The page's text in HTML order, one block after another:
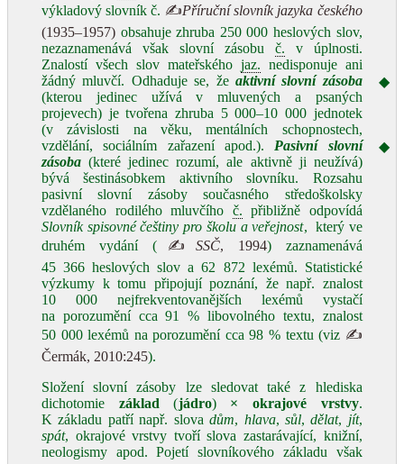
výkladový slovník č. ✍Příruční slovník jazyka českého
(1935‒1957) obsahuje zhruba 250 000 heslových slov,
nezaznamenává však slovní zásobu č. v úplnosti.
Znalostí všech slov mateřského jaz. nedisponuje ani
žádný mluvčí. Odhaduje se, že aktivní slovní zásoba
(kterou jedinec užívá v mluvených a psaných
projevech) je tvořena zhruba 5 000‒10 000 jednotek
(v závislosti na věku, mentálních schopnostech,
vzdělání, sociálním zařazení apod.). Pasivní slovní
zásoba (které jedinec rozumí, ale aktivně ji neužívá)
bývá šestinásobkem aktivního slovníku. Rozsahu
pasivní slovní zásoby současného středoškolsky
vzdělaného rodilého mluvčího č. přibližně odpovídá
Slovník spisovné češtiny pro školu a veřejnost, který ve
druhém vydání (✍ SSČ, 1994) zaznamenává
45 366 heslových slov a 62 872 lexémů. Statistické
výzkumy k tomu připojují poznání, že např. znalost
10 000 nejfrekventovanějších lexémů vystačí
na porozumění cca 91 % libovolného textu, znalost
50 000 lexémů na porozumění cca 98 % textu (viz ✍
Čermák, 2010:245).
Složení slovní zásoby lze sledovat také z hlediska
dichotomie základ (jádro) × okrajové vrstvy.
K základu patří např. slovadům, hlava, sůl,dělat, jít,
spát, okrajové vrstvy tvoří slova zastarávající, knižní,
neologismy apod. Pojetí slovníkového základu však
◆
◆